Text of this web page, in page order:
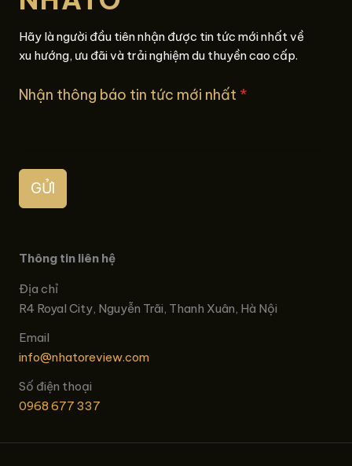
Hãy là người đầu tiên nhận được tin tức mới nhất về
xu hướng, ưu đãi và trải nghiệm du thuyền cao cấp.
Nhận thông báo tin tức mới nhất *
GỬI
Thông tin liên hệ
Địa chỉ
R4 Royal City, Nguyễn Trãi, Thanh Xuân, Hà Nội
Email
info@nhatoreview.com
Số điện thoại
0968 677 337